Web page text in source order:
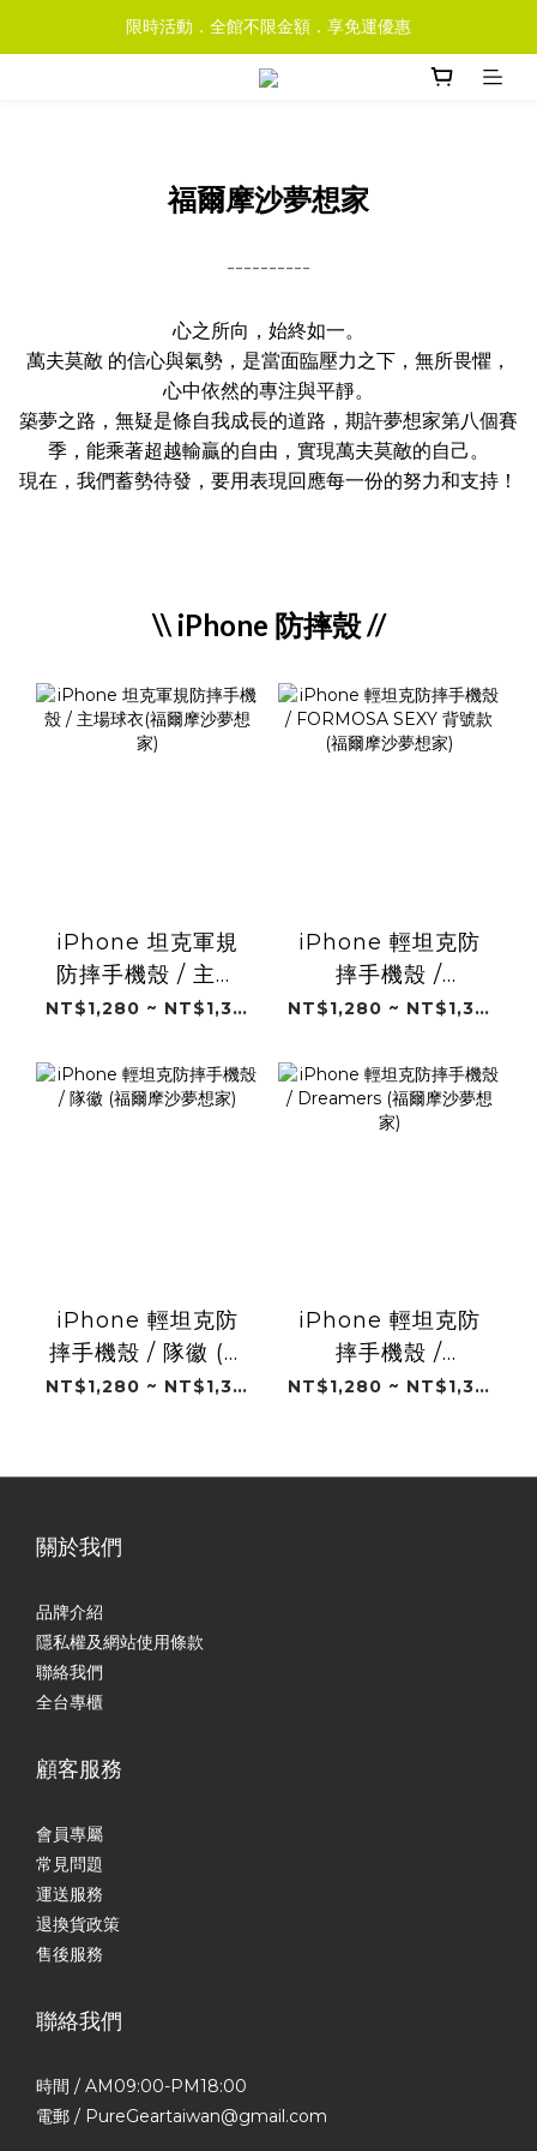
限時活動．全館不限金額．享免運優惠
福爾摩沙夢想家
----------
心之所向，始終如一。
萬夫莫敵 的信心與氣勢，是當面臨壓力之下，無所畏懼，
心中依然的專注與平靜。
築夢之路，無疑是條自我成長的道路，期許夢想家第八個賽
季，能乘著超越輸贏的自由，實現萬夫莫敵的自己。
現在，我們蓄勢待發，要用表現回應每一份的努力和支持！
\\ iPhone 防摔殼 //
iPhone 坦克軍規
防摔手機殼 / 主場
球衣(福爾摩沙夢想NT$1,280 ~ NT$1,380
iPhone 輕坦克防
摔手機殼 /
FORMOSA SEXY
想家)
NT$1,280 ~ NT$1,380
iPhone 輕坦克防
摔手機殼 / 隊徽 (福
爾摩沙夢想家)
NT$1,280 ~ NT$1,380
iPhone 輕坦克防
摔手機殼 /
Dreamers (福爾摩
NT$1,280 ~ NT$1,380
關於我們
品牌介紹
隱私權及網站使用條款
聯絡我們
全台專櫃
顧客服務
會員專屬
常見問題
運送服務
退換貨政策
售後服務
聯絡我們
時間 / AM09:00-PM18:00
電郵 / PureGeartaiwan@gmail.com